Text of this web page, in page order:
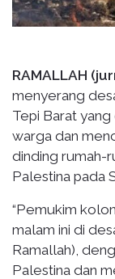
RAMALLAH
menyerang
Tepi Barat
warga dan
dinding rumah-
Palestina pada
“Pemukim
malam ini di
Ramallah),
Palestina dan